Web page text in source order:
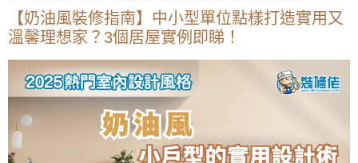
【奶油風裝修指南】中小型單位點樣打造實用又
溫馨理想家？3個居屋實例即睇！